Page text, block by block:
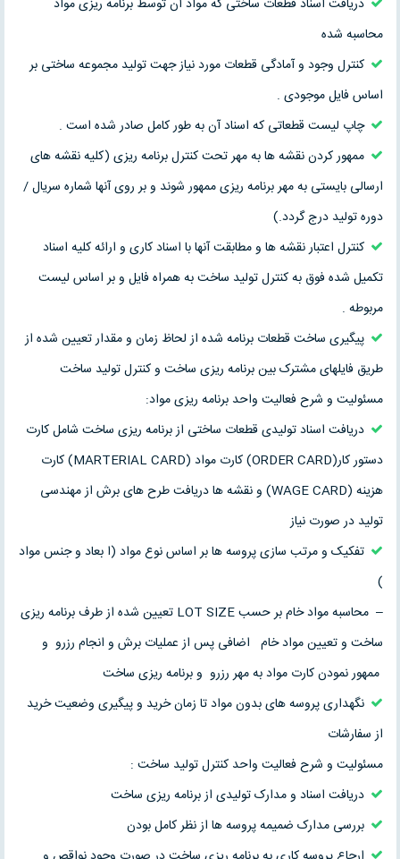
محاسبه شده
کنترل وجود و آمادگی قطعات مورد نیاز جهت تولید مجموعه ساختی بر
اساس فایل موجودی .
چاپ لیست قطعاتی که اسناد آن به طور کامل صادر شده است .
ممهور کردن نقشه ها به مهر تحت کنترل برنامه ریزی (کلیه نقشه های
ارسالی بایستی به مهر برنامه ریزی ممهور شوند و بر روی آنها شماره سریال /
دوره تولید درج گردد.)
کنترل اعتبار نقشه ها و مطابقت آنها با اسناد کاری و ارائه کلیه اسناد
تکمیل شده فوق به کنترل تولید ساخت به همراه فایل و بر اساس لیست
مربوطه .
پیگیری ساخت قطعات برنامه شده از لحاظ زمان و مقدار تعیین شده از
طریق فایلهای مشترک بین برنامه ریزی ساخت و کنترل تولید ساخت
مسئولیت و شرح فعالیت واحد برنامه ریزی مواد:
دریافت اسناد تولیدی قطعات ساختی از برنامه ریزی ساخت شامل کارت
دستور کار(ORDER CARD) کارت مواد (MARTERIAL CARD) کارت
هزینه (WAGE CARD) و نقشه ها دریافت طرح های برش از مهندسی
تولید در صورت نیاز
تفکیک و مرتب سازی پروسه ها بر اساس نوع مواد (ا بعاد و جنس مواد
)
– محاسبه مواد خام بر حسب LOT SIZE تعیین شده از طرف برنامه ریزی
ساخت و تعیین مواد خام اضافی پس از عملیات برش و انجام رزرو و
ممهور نمودن کارت مواد به مهر رزرو و برنامه ریزی ساخت
نگهداری پروسه های بدون مواد تا زمان خرید و پیگیری وضعیت خرید
از سفارشات
مسئولیت و شرح فعالیت واحد کنترل تولید ساخت :
دریافت اسناد و مدارک تولیدی از برنامه ریزی ساخت
بررسی مدارک ضمیمه پروسه ها از نظر کامل بودن